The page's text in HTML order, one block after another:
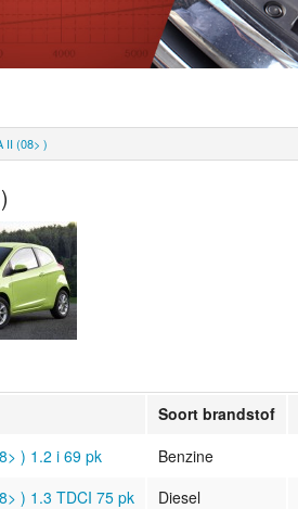
II (08> )
Soort brandstof
) 1.2 i 69 pk
Benzine
) 1.3 TDCI 75 pk
Diesel